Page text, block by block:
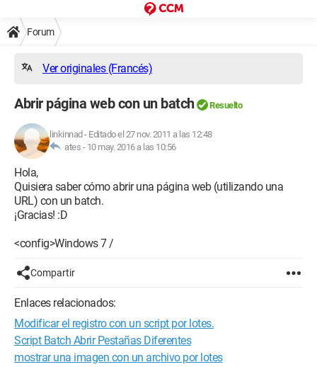
Forum
Ver originales (Francés)
Abrir página web con un batch Resuelto
linkinnad - Editado el 27 nov. 2011 a las 12:48
ates - 10 may. 2016 a las 10:56
Hola,
Quisiera saber cómo abrir una página web (utilizando una
URL) con un batch.
¡Gracias! :D
<config>Windows 7 /
Compartir
Enlaces relacionados:
Modificar el registro con un script por lotes.
Script Batch Abrir Pestañas Diferentes
mostrar una imagen con un archivo por lotes